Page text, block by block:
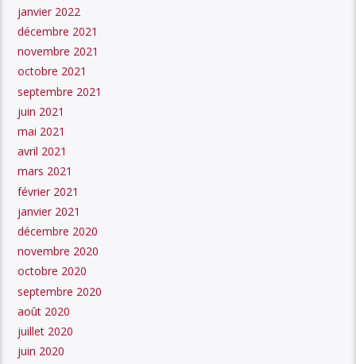
janvier 2022
décembre 2021
novembre 2021
octobre 2021
septembre 2021
juin 2021
mai 2021
avril 2021
mars 2021
février 2021
janvier 2021
décembre 2020
novembre 2020
octobre 2020
septembre 2020
août 2020
juillet 2020
juin 2020